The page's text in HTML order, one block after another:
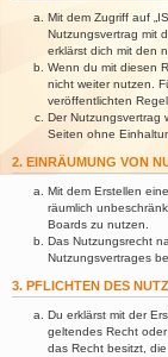
Mit dem Zugriff auf
Nutzungsvertrag mit
erklärst dich mit den
Wenn du mit diesen
nicht weiter nutzen.
veröffentlichten
Der Nutzungsvertrag
Seiten ohne
2. EINRÄUMUNG VON
Mit dem Erstellen
räumlich
Boards zu nutzen.
Das Nutzungsrecht
Nutzungsvertrages
3. PFLICHTEN DES
Du erklärst mit der
geltendes Recht
das Recht besitzt,